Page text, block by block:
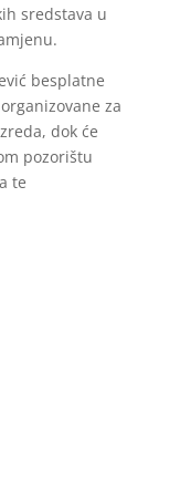
sredstava u
besplatne
za
dok će
pozorištu
te